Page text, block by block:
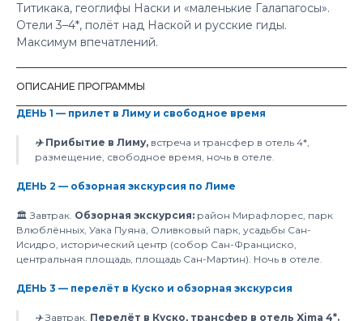
Титикака, геоглифы Наски и «маленькие Галапагосы».
Отели 3–4*, полёт над Наской и русские гиды.
Максимум впечатлений.
ОПИСАНИЕ ПРОГРАММЫ
ДЕНЬ 1 — прилет в Лиму и свободное время
✈️ Прибытие в Лиму, встреча и трансфер в отель 4*,
размещение, свободное время, ночь в отеле.
ДЕНЬ 2 — обзорная экскурсия по Лиме
🏛️ Завтрак. Обзорная экскурсия: район Мирафлорес, парк
Влюблённых, Уака Пуяна, Оливковый парк, усадьбы Сан-
Исидро, исторический центр (собор Сан-Франциско,
центральная площадь, площадь Сан-Мартин). Ночь в отеле.
ДЕНЬ 3 — перелёт в Куско и обзорная экскурсия
✈️ Завтрак. Перелёт в Куско, трансфер в отель Xima 4*.